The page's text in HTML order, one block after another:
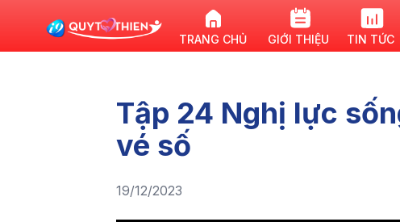
TRANG CHỦ GIỚI THIỆU TIN TỨC
Tập 24 Nghị lực
vé số
19/12/2023